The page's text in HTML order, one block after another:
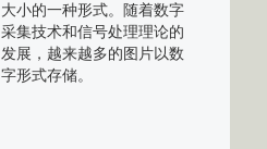
大小的一种形式。随着数字
采集技术和信号处理理论的
发展，越来越多的图片以数
字形式存储。